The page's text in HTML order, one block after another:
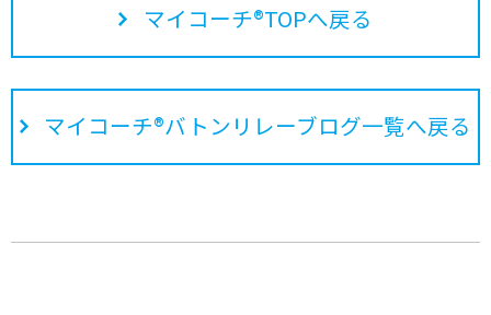
マイコーチ®TOPへ戻る
マイコーチ®バトンリレーブログ一覧へ戻る